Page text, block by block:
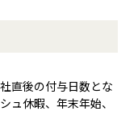
直後の付与日数とな
ュ休暇、年末年始、